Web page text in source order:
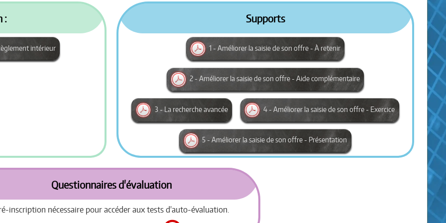
:
intérieur
Supports
1 - Améliorer la saisie de son offre - À retenir
2 - Améliorer la saisie de son offre - Aide complémentaire
3 - La recherche avancée 4 - Améliorer la saisie de son offre - Exercice
5 - Améliorer la saisie de son offre - Présentation
Questionnaires d'évaluation
inscription nécessaire pour accéder aux tests d'auto-évaluation.